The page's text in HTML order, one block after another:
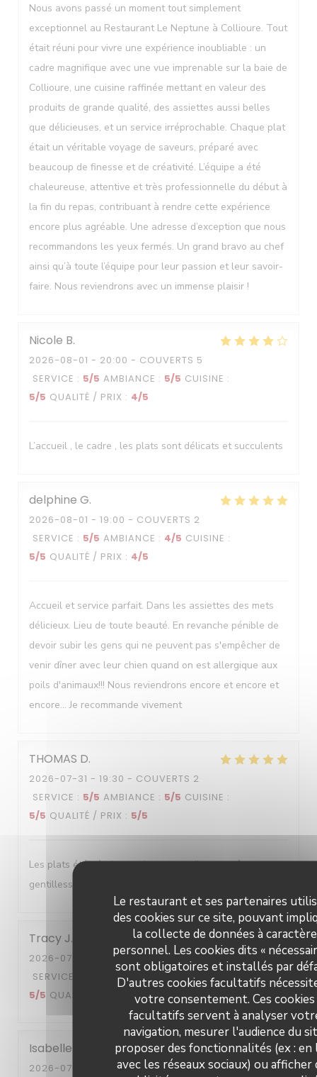
Le restaurant et ses partenaires
des cookies sur ce site, pouvant
la collecte de données à caractère
personnel. Les cookies dits «
sont obligatoires et installés par
D'autres cookies facultatifs
votre consentement. Ces cookies
facultatifs servent à analyser
navigation, mesurer l'audience du
proposer des fonctionnalités (ex : en
avec les réseaux sociaux) ou afficher
Nous avons passé un moment tout simplement
exceptionnel au Restaurant Le Neptune à Collioure. Tout
était réuni pour vivre une expérience inoubliable : un
cadre magnifique avec une vue imprenable sur la baie de
Collioure, une cuisine raffinée mettant en valeur des
produits de grande qualité, des assiettes aussi belles
que délicieuses, et un service irréprochable. Chaque plat
était un véritable voyage de saveurs, préparé avec
beaucoup de finesse et de créativité. L’équipe a été
chaleureuse, attentive et très professionnelle du début à
la fin du repas, contribuant à rendre cette expérience
encore plus agréable. Une adresse d’exception que nous
recommandons les yeux fermés. Un grand bravo au chef
ainsi qu’à toute l’équipe pour leur passion et leur savoir-
faire. Nous reviendrons avec un immense plaisir !
Nicole B
2026-08-01 - 20:00 - COUVERTS 5
SERVICE : 5/5 AMBIANCE : 5/5 CUISINE :
5/5 QUALITÉ / PRIX : 4/5
L’accueil , le cadre , les plats sont délicats et succulents
delphine G
2026-08-01 - 19:00 - COUVERTS 2
SERVICE : 5/5 AMBIANCE : 4/5 CUISINE :
5/5 QUALITÉ / PRIX : 4/5
Accueil et service parfait. Dans les assiettes des mets
délicieux. Lieu de toute beauté. En revanche pénible de
devoir subir les gens qui ne peuvent pas s'empêcher de
venir dîner avec leur chien quand on est allergique aux
poils d'animaux!!! Nous reviendrons encore et encore et
encore... Je recommande vivement
THOMAS D
2026-07-31 - 19:30 - COUVERTS 2
SERVICE : 5/5 AMBIANCE : 5/5 CUISINE :
5/5 QUALITÉ / PRIX : 5/5
Les plats été très bon et le serveur d'une extrême
gentillesse j'y reviendrai avec grand plaisir
Tracy J
2026-07-28
- 13:00 - COUVERTS 2
SERVICE
AMBIANCE 5 CUISINE
5/5 QUALITÉ / PRIX 5/5
Isabelle
2026-07-29 - 13:30 - COUVERTS 6
Le Neptune